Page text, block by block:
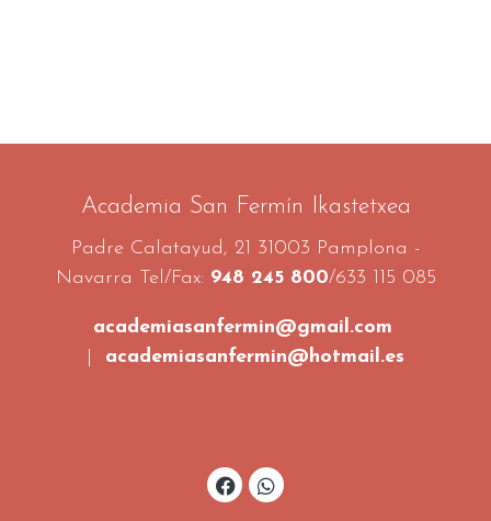
Academia San Fermín Ikastetxea
Padre Calatayud, 21 31003 Pamplona -
Navarra Tel/Fax: 948 245 800/633 115 085
academiasanfermin@gmail.com
academiasanfermin@hotmail.es